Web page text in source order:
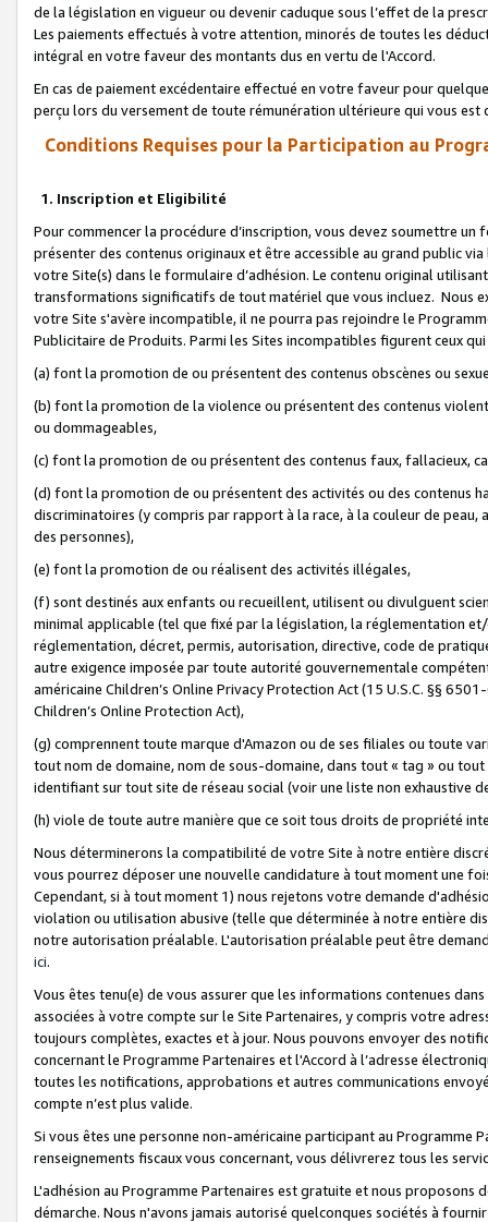
de la législation en vigueur ou devenir caduque sous l’effet de la
Les paiements effectués à votre attention, minorés de toutes les
intégral en votre faveur des montants dus en vertu de l'Accord.
En cas de paiement excédentaire effectué en votre faveur pour
perçu lors du versement de toute rémunération ultérieure qui vous est
Conditions Requises pour la Participation au
1. Inscription et Eligibilité
Pour commencer la procédure d’inscription, vous devez soumettre
présenter des contenus originaux et être accessible au grand public
votre Site(s) dans le formulaire d’adhésion. Le contenu original
transformations significatifs de tout matériel que vous incluez. Nous
votre Site s'avère incompatible, il ne pourra pas rejoindre le
Publicitaire de Produits. Parmi les Sites incompatibles figurent ceux
(a) font la promotion de ou présentent des contenus obscènes ou
(b) font la promotion de la violence ou présentent des contenus
ou dommageables,
(c) font la promotion de ou présentent des contenus faux, fallacieux,
(d) font la promotion de ou présentent des activités ou des contenus
discriminatoires (y compris par rapport à la race, à la couleur de
des personnes),
(e) font la promotion de ou réalisent des activités illégales,
(f) sont destinés aux enfants ou recueillent, utilisent ou divulguent
minimal applicable (tel que fixé par la législation, la réglementation
réglementation, décret, permis, autorisation, directive, code de
autre exigence imposée par toute autorité gouvernementale
américaine Children’s Online Privacy Protection Act (15 U.S.C. §§
Children’s Online Protection Act),
(g) comprennent toute marque d'Amazon ou de ses filiales ou toute
tout nom de domaine, nom de sous-domaine, dans tout « tag » ou
identifiant sur tout site de réseau social (voir une liste non exhaustive
(h) viole de toute autre manière que ce soit tous droits de propriété
Nous déterminerons la compatibilité de votre Site à notre entière
vous pourrez déposer une nouvelle candidature à tout moment une
Cependant, si à tout moment 1) nous rejetons votre demande
violation ou utilisation abusive (telle que déterminée à notre entière
notre autorisation préalable. L'autorisation préalable peut être
ici.
Vous êtes tenu(e) de vous assurer que les informations contenues
associées à votre compte sur le Site Partenaires, y compris votre
toujours complètes, exactes et à jour. Nous pouvons envoyer des
concernant le Programme Partenaires et l'Accord à l’adresse
toutes les notifications, approbations et autres communications
compte n’est plus valide.
Si vous êtes une personne non-américaine participant au
renseignements fiscaux vous concernant, vous délivrerez tous les
L'adhésion au Programme Partenaires est gratuite et nous proposons
démarche. Nous n'avons jamais autorisé quelconques sociétés à